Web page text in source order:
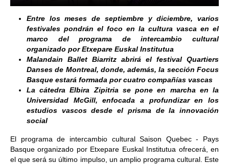
Entre los meses de septiembre y diciembre, varios
festivales pondrán el foco en la cultura vasca en el
marco del programa de intercambio cultural
organizado por Etxepare Euskal Institutua
Malandain Ballet Biarritz abrirá el festival Quartiers
Danses de Montreal, donde, además, la sección Focus
Basque estará formada por cuatro compañías vascas
La cátedra Elbira Zipitria se pone en marcha en la
Universidad McGill, enfocada a profundizar en los
estudios vascos desde el prisma de la innovación
social
El programa de intercambio cultural Saison Quebec - Pays
Basque organizado por Etxepare Euskal Institutua ofrecerá, en
el que será su último impulso, un amplio programa cultural. Este